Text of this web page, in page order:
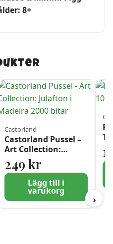
8+
Castorland
Castorland Pussel –
Art Collection:
Julafton i Madeira
2000 bitar
249 kr
Lägg till i
varukorg
›